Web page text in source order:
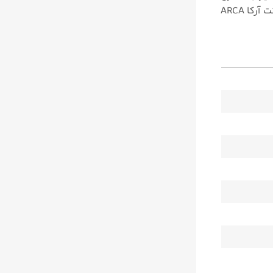
ساده، سریع و قابل اعتماد باشد به کار می رود. پوزیشنر هوشمند را میتوان به‌ صورت اختیاری با اهرم فیدبک ARCAPLUG® شرکت آرکا ARCA